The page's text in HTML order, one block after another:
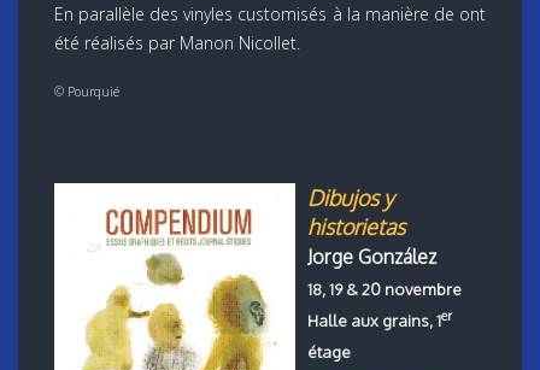
En parallèle des vinyles customisés à la manière de ont
été réalisés par Manon Nicollet.
© Pourquié
Dibujos y
historietas
Jorge González
18, 19 & 20 novembre
Halle aux grains, 1er
étage